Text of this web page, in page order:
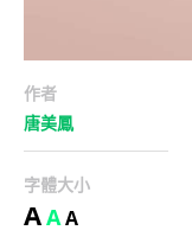
作者
唐美鳳
字體大小
AAA